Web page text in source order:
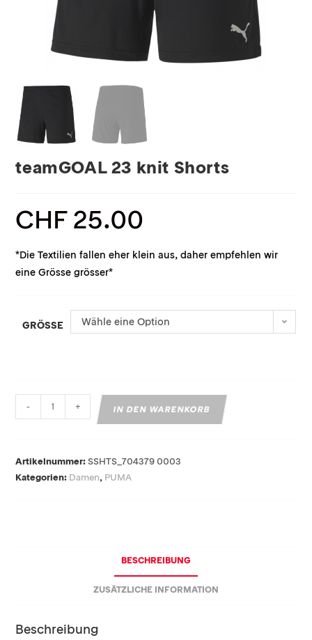
teamGOAL 23 knit Shorts
CHF25.00
*Die Textilien fallen eher klein aus, daher empfehlen wir
eine Grösse grösser*
GRÖSSE Wähle eine Option
- + IN DEN WARENKORB
Artikelnummer:SSHTS_704379 0003
Kategorien: Damen, PUMA
BESCHREIBUNG
ZUSÄTZLICHE INFORMATION
Beschreibung